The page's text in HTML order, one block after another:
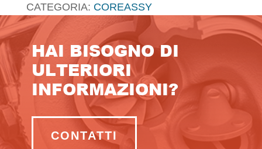
CATEGORIA: COREASSY
HAI BISOGNO DI
ULTERIORI
INFORMAZIONI?
CONTATTI